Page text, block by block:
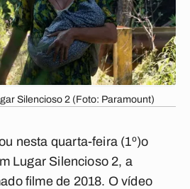
Silencioso 2 (Foto: Paramount)
nesta quarta-feira (1º)o
Lugar Silencioso 2, a
filme de 2018. O vídeo